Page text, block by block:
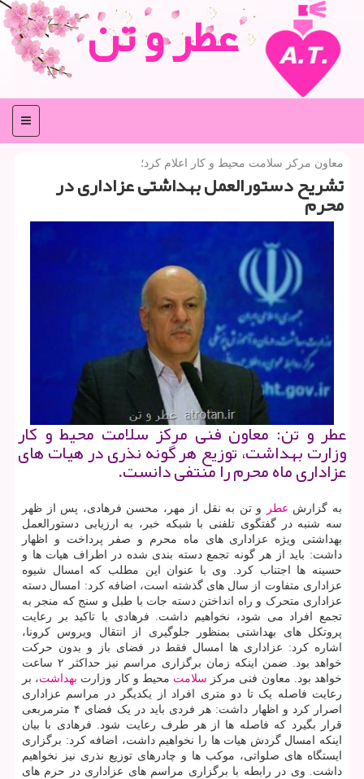
عطر و تن
منو
معاون مركز سلامت محیط و كار اعلام كرد؛
تشریح دستورالعمل بهداشتی عزاداری در
محرم
عطر و تن: معاون فنی مركز سلامت محیط و كار
وزارت بهداشت، توزیع هر گونه نذری در هیات های
عزاداری ماه محرم را منتفی دانست.
به گزارش عطر
و تن به نقل از مهر، محسن فرهادی، پس از ظهر
سه شنبه در گفتگوی تلفنی با شبکه خبر، به ارزیابی دستورالعمل
بهداشتی ویژه عزاداری های ماه محرم و صفر پرداخت و اظهار
داشت: باید از هر گونه تجمع دسته بندی شده در اطراف هیات ها و
حسینه ها اجتناب کرد. وی با عنوان این مطلب که امسال شیوه
عزاداری متفاوت از سال های گذشته است، اضافه کرد: امسال دسته
عزاداری متحرک و راه انداختن دسته جات با طبل و سنج که منجر به
تجمع افراد می شود، نخواهیم داشت. فرهادی با تاکید بر رعایت
پروتکل های بهداشتی بمنظور جلوگیری از انتقال ویروس کرونا،
اشاره کرد: عزاداری ها امسال فقط در فضای باز و بدون حرکت
خواهد بود. ضمن اینکه زمان برگزاری مراسم نیز حداکثر ۲ ساعت
خواهد بود. معاون فنی مرکز سلامت محیط و کار وزارت بهداشت، بر
رعایت فاصله یک تا دو متری افراد از یکدیگر در مراسم عزاداری
اصرار کرد و اظهار داشت: هر فردی باید در یک فضای ۴ مترمربعی
قرار بگیرد که فاصله ها از هر طرف رعایت شود. فرهادی با بیان
اینکه امسال گردش هیات ها را نخواهیم داشت، اضافه کرد: برگزاری
ایستگاه های صلواتی، موکب ها و چادرهای توزیع نذری نیز نخواهیم
داشت. وی در رابطه با برگزاری مراسم های عزاداری در حرم های